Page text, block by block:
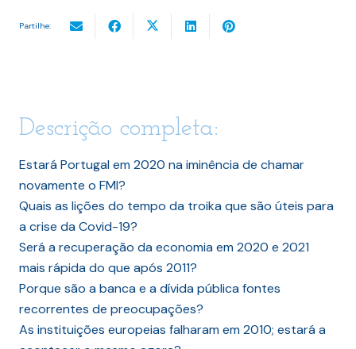
Partilhe:
Descrição completa:
Estará Portugal em 2020 na iminência de chamar
novamente o FMI?
Quais as lições do tempo da troika que são úteis para
a crise da Covid-19?
Será a recuperação da economia em 2020 e 2021
mais rápida do que após 2011?
Porque são a banca e a dívida pública fontes
recorrentes de preocupações?
As instituições europeias falharam em 2010; estará a